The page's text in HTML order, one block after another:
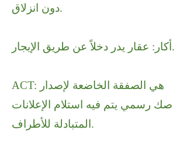
دون انزلاق.
أكار: عقار يدر دخلاً عن طريق الإيجار.
ACT: هي الصفقة الخاضعة لإصدار
صك رسمي يتم فيه استلام الإعلانات
المتبادلة للأطراف.